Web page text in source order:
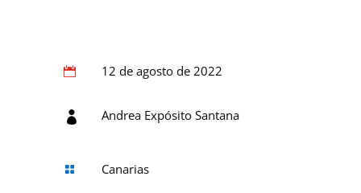
 12 de agosto de 2022
 Andrea Expósito Santana
 Canarias